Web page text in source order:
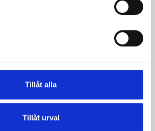
Tillåt alla
Tillåt urval
fick deltog vid provsmakningen. Vår